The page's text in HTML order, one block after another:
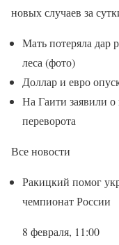
новых случаев за
Мать потеряла дар
леса (фото)
Доллар и евро
На Гаити заявили о
переворота
Все новости
Ракицкий помог
чемпионат России
8 февраля, 11:00